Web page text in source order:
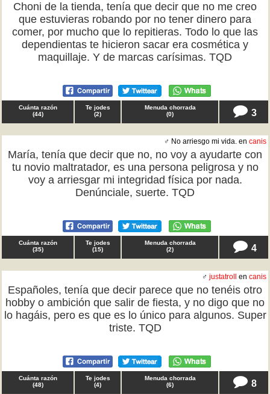
Choni de la tienda, tenía que decir que no me creo
que estuvieras robando por no tener dinero para
comer, por mucho que lo repitieras. Todo lo que las
dependientas te hicieron sacar era cosmética y
maquillaje. Y de marcas carísimas. TQD
Cuánta razón
(44)
Te jodes
(2)
Menuda chorrada
(0) 3
♂ No arriesgo mi vida. en canis
María, tenía que decir que no, no voy a ayudarte con
tu novio maltratador, es una persona peligrosa y no
voy a arriesgar mi integridad física por nada.
Denúnciale, suerte. TQD
Cuánta razón
(35)
Te jodes
(15)
Menuda chorrada
(2) 4
♂ justatroll en canis
Españoles, tenía que decir parece que no tenéis otro
hobby o ambición que salir de fiesta, y no digo que no
lo hagáis, pero es que es lo único para algunos. Super
triste. TQD
Cuánta razón
(48)
Te jodes
(4)
Menuda chorrada
(6) 8